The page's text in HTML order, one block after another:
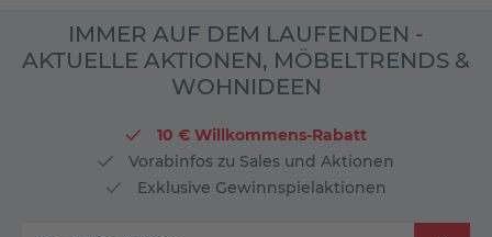
IMMER AUF DEM LAUFENDEN -
AKTUELLE AKTIONEN, MÖBELTRENDS &
WOHNIDEEN
10 € Willkommens-Rabatt
Vorabinfos zu Sales und Aktionen
Exklusive Gewinnspielaktionen